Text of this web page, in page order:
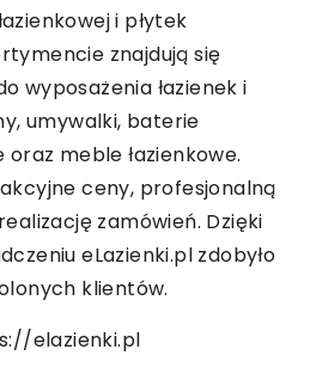
i płytek
znajdują się
wyposażenia łazienek i
umywalki, baterie
oraz meble łazienkowe.
ceny, profesjonalną
zamówień. Dzięki
eLazienki.pl zdobyło
klientów.
elazienki.pl